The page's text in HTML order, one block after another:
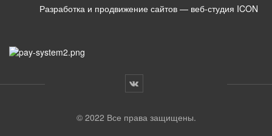
Разработка и продвижение сайтов — веб-студия ICON
© 2022 Все права защищены.